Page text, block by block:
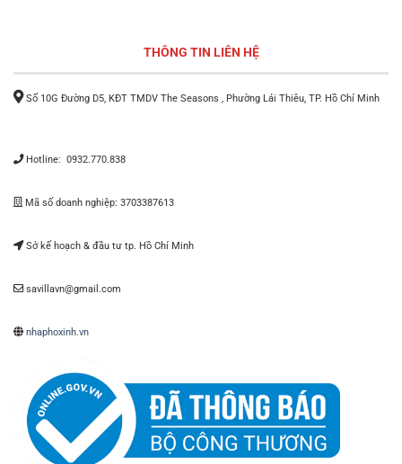
THÔNG TIN LIÊN HỆ
Số 10G Đường D5, KĐT TMDV The Seasons , Phường Lái Thiêu, TP. Hồ Chí Minh
Hotline: 0932.770.838
Mã số doanh nghiệp: 3703387613
Sở kế hoạch & đầu tư tp. Hồ Chí Minh
savillavn@gmail.com
nhaphoxinh.vn